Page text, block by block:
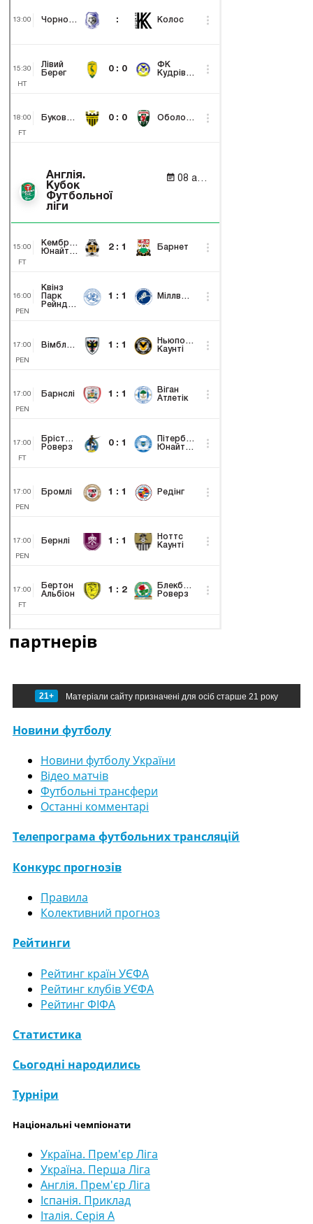
партнерів
21+ Матеріали сайту призначені для осіб старше 21 року
Новини футболу
Новини футболу України
Відео матчів
Футбольні трансфери
Останні комментарі
Телепрограма футбольних трансляцій
Конкурс прогнозів
Правила
Колективний прогноз
Рейтинги
Рейтинг країн УЄФА
Рейтинг клубів УЄФА
Рейтинг ФІФА
Статистика
Сьогодні народились
Турніри
Національні чемпіонати
Україна. Прем'єр Ліга
Україна. Перша Ліга
Англія. Прем'єр Ліга
Іспанія. Приклад
Італія. Серія А